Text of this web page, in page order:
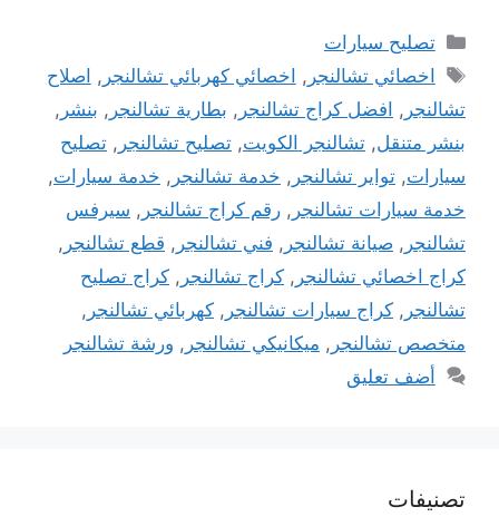
التصنيفات
تصليح سيارات
الوسوم
اخصائي تشالنجر , اخصائي كهربائي تشالنجر , اصلاح
تشالنجر , افضل كراج تشالنجر , بطارية تشالنجر , بنشر ,
بنشر متنقل, تشالنجر الكويت, تصليح تشالنجر , تصليح
سيارات, تواير تشالنجر , خدمة تشالنجر , خدمة سيارات,
خدمة سيارات تشالنجر , رقم كراج تشالنجر , سيرفس
تشالنجر , صيانة تشالنجر , فني تشالنجر , قطع تشالنجر ,
كراج اخصائي تشالنجر , كراج تشالنجر , كراج تصليح
تشالنجر , كراج سيارات تشالنجر , كهربائي تشالنجر ,
متخصص تشالنجر , ميكانيكي تشالنجر , ورشة تشالنجر
أضف تعليق
تصنيفات